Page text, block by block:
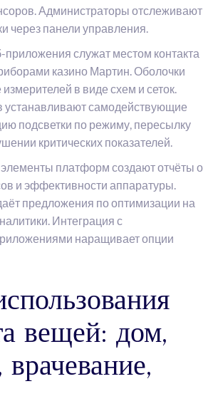
Администраторы отслеживают
через панели управления.
служат местом контакта
казино Мартин. Оболочки
в виде схем и сеток.
устанавливают самодействующие
подсветки по режиму, пересылку
критических показателей.
платформ создают отчёты о
и эффективности аппаратуры.
предложения по оптимизации на
Интеграция с
наращивает опции
вещей: дом,